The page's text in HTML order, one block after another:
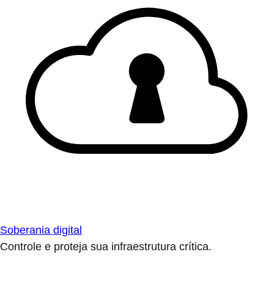
Soberania digital
Controle e proteja sua infraestrutura crítica.